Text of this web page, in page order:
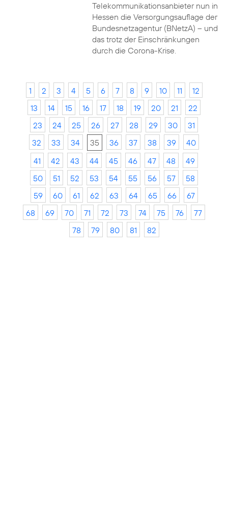
Telekommunikationsanbieter nun in
Hessen die Versorgungsauflage der
Bundesnetzagentur (BNetzA) – und
das trotz der Einschränkungen
durch die Corona-Krise.
1 2 3 4 5 6 7 8 9 10 11
12
13
14 15 16 17 18 19 20 21
22
23
24 25 26 27 28 29 30
31
32
33 34 35 36 37 38 39
40
41
42 43 44 45 46 47 48
49
50
51 52 53 54 55 56 57
58
59
60 61 62 63 64 65 66
67
68
69 70 71 72 73 74 75 76
77
78
79 80 81 82